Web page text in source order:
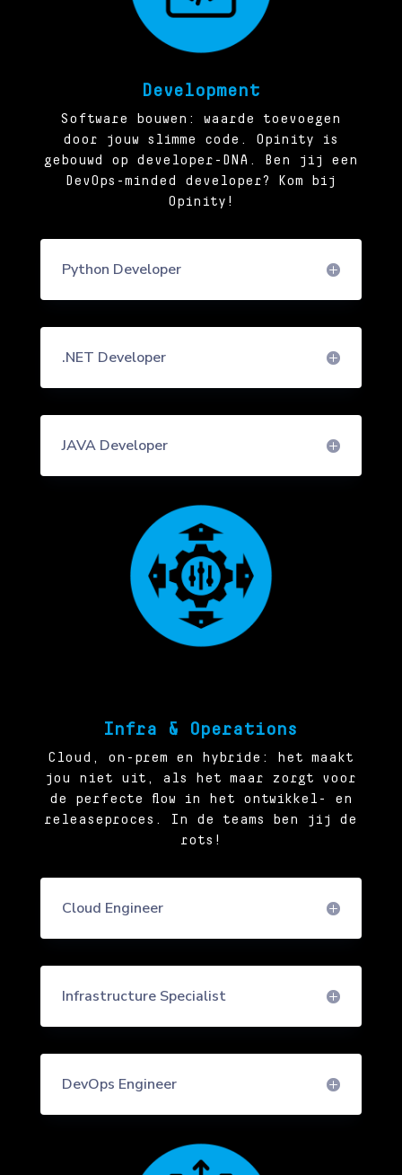
Development
Software bouwen: waarde toevoegen
door jouw slimme code. Opinity is
gebouwd op developer-DNA. Ben jij een
DevOps-minded developer? Kom bij
Opinity!
Python Developer
.NET Developer
JAVA Developer
Infra & Operations
Cloud, on-prem en hybride: het maakt
jou niet uit, als het maar zorgt voor
de perfecte flow in het ontwikkel- en
releaseproces. In de teams ben jij de
rots!
Cloud Engineer
Infrastructure Specialist
DevOps Engineer